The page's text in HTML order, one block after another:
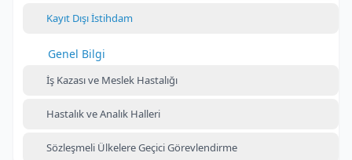
Kayıt Dışı İstihdam
Genel Bilgi
İş Kazası ve Meslek Hastalığı
Hastalık ve Analık Halleri
Sözleşmeli Ülkelere Geçici Görevlendirme